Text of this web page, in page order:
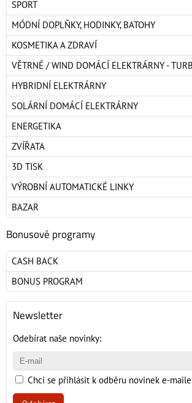
SPORT
MÓDNÍ DOPLŇKY, HODINKY, BATOHY
KOSMETIKA A ZDRAVÍ
VĚTRNÉ / WIND DOMÁCÍ ELEKTRÁRNY -
HYBRIDNÍ ELEKTRÁRNY
SOLÁRNÍ DOMÁCÍ ELEKTRÁRNY
ENERGETIKA
ZVÍŘATA
3D TISK
VÝROBNÍ AUTOMATICKÉ LINKY
BAZAR
Bonusové programy
CASH BACK
BONUS PROGRAM
Newsletter
Odebírat naše novinky:
Chci se přihlásit k odběru novinek e-